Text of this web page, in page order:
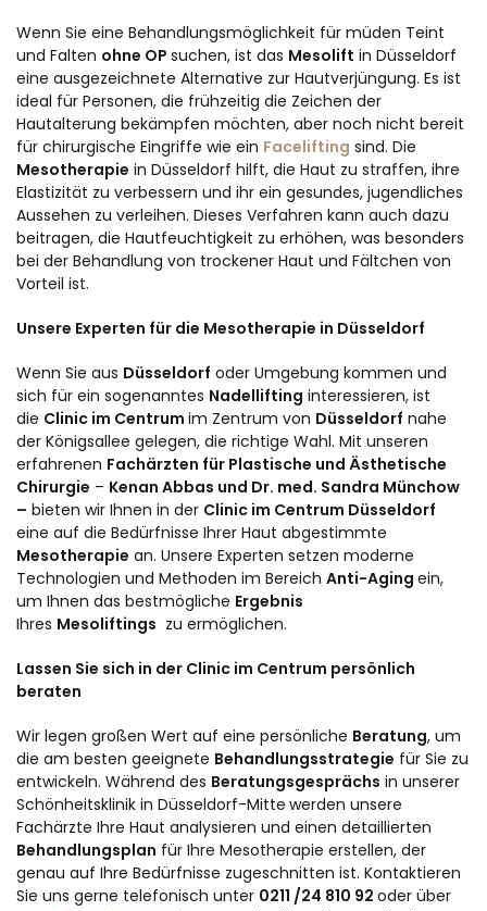
Wenn Sie eine Behandlungsmöglichkeit für müden Teint
und Falten ohne OP suchen, ist das Mesolift in Düsseldorf
eine ausgezeichnete Alternative zur Hautverjüngung. Es ist
ideal für Personen, die frühzeitig die Zeichen der
Hautalterung bekämpfen möchten, aber noch nicht bereit
für chirurgische Eingriffe wie ein Facelifting sind. Die
Mesotherapie in Düsseldorf hilft, die Haut zu straffen, ihre
Elastizität zu verbessern und ihr ein gesundes, jugendliches
Aussehen zu verleihen. Dieses Verfahren kann auch dazu
beitragen, die Hautfeuchtigkeit zu erhöhen, was besonders
bei der Behandlung von trockener Haut und Fältchen von
Vorteil ist.
Unsere Experten für die Mesotherapie in Düsseldorf
Wenn Sie aus Düsseldorf oder Umgebung kommen und
sich für ein sogenanntes Nadellifting interessieren, ist
die Clinic im Centrum im Zentrum von Düsseldorf nahe
der Königsallee gelegen, die richtige Wahl. Mit unseren
erfahrenen Fachärzten für Plastische und Ästhetische
Chirurgie – Kenan Abbas und Dr. med. Sandra Münchow
– bieten wir Ihnen in der Clinic im Centrum Düsseldorf
eine auf die Bedürfnisse Ihrer Haut abgestimmte
Mesotherapie an. Unsere Experten setzen moderne
Technologien und Methoden im Bereich Anti-Aging ein,
um Ihnen das bestmögliche Ergebnis
Ihres Mesoliftings zu ermöglichen.
Lassen Sie sich in der Clinic im Centrum persönlich
beraten
Wir legen großen Wert auf eine persönliche Beratung, um
die am besten geeignete Behandlungsstrategie für Sie zu
entwickeln. Während des Beratungsgesprächs in unserer
Schönheitsklinik in Düsseldorf-Mitte werden unsere
Fachärzte Ihre Haut analysieren und einen detaillierten
Behandlungsplan für Ihre Mesotherapie erstellen, der
genau auf Ihre Bedürfnisse zugeschnitten ist. Kontaktieren
Sie uns gerne telefonisch unter 0211 /24 810 92 oder über